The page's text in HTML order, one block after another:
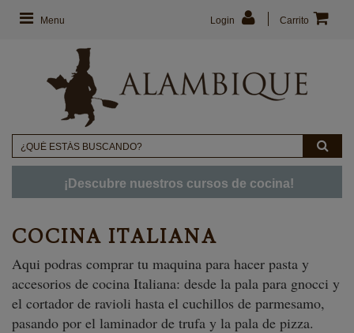
Menu Carrito
Login
¡Descubre nuestros cursos de cocina!
COCINA ITALIANA
Aqui podras comprar tu maquina para hacer pasta y
accesorios de cocina Italiana: desde la pala para gnocci y
el cortador de ravioli hasta el cuchillos de parmesamo,
pasando por el laminador de trufa y la pala de pizza.